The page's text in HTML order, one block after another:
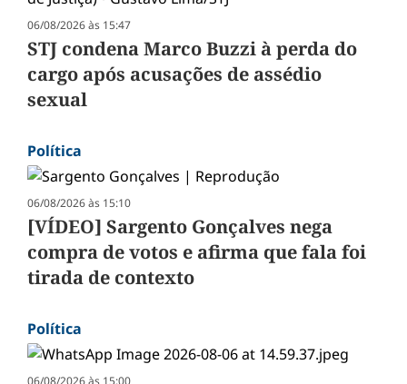
06/08/2026 às 15:47
STJ condena Marco Buzzi à perda do
cargo após acusações de assédio
sexual
Política
06/08/2026 às 15:10
[VÍDEO] Sargento Gonçalves nega
compra de votos e afirma que fala foi
tirada de contexto
Política